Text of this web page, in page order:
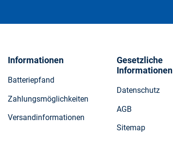
Informationen
Batteriepfand
Zahlungsmöglichkeiten
Versandinformationen
Gesetzliche
Informationen
Datenschutz
AGB
Sitemap